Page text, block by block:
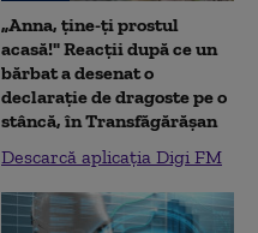
„Anna, ţine-ţi prostul
acasă!" Reacţii după ce un
bărbat a desenat o
declaraţie de dragoste pe o
stâncă, în Transfăgărăşan
Descarcă aplicația Digi FM